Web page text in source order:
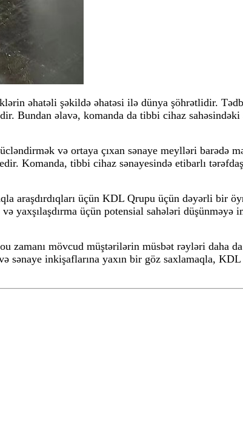
əhatəli şəkildə əhatəsi ilə dünya şöhrətlidir.
Bundan əlavə, komanda da tibbi cihaz
və ortaya çıxan sənaye meylləri barədə
Komanda, tibbi cihaz sənayesində etibarlı
araşdırdıqları üçün KDL Qrupu üçün dəyərli bir
yaxşılaşdırma üçün potensial sahələri düşünməyə
zamanı mövcud müştərilərin müsbət rəyləri daha
sənaye inkişaflarına yaxın bir göz saxlamaqla,